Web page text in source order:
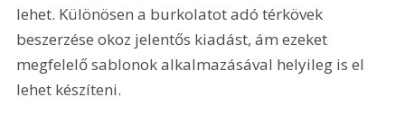
lehet. Különösen a burkolatot adó térkövek
beszerzése okoz jelentős kiadást, ám ezeket
megfelelő sablonok alkalmazásával helyileg is el
lehet készíteni.